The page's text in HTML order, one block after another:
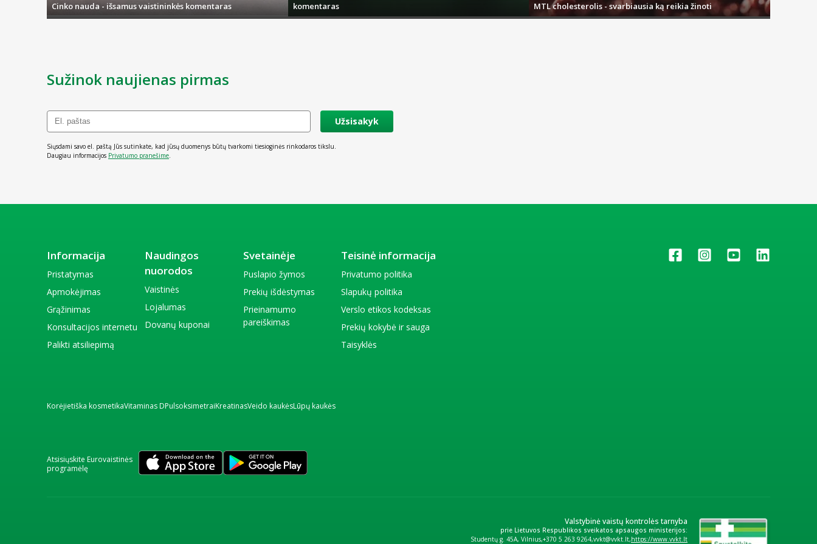
Cinko nauda - išsamus vaistininkės komentaras
komentaras
MTL cholesterolis - svarbiausia ką reikia žinoti
Sužinok naujienas pirmas
Užsisakyk
Siųsdami savo el. paštą Jūs sutinkate, kad jūsų duomenys būtų tvarkomi tiesioginės rinkodaros tikslu.
Daugiau informacijos Privatumo pranešime
Informacija
Pristatymas
Apmokėjimas
Grąžinimas
Konsultacijos internetu
Palikti atsiliepimą
Naudingos
nuorodos
Vaistinės
Lojalumas
Dovanų kuponai
Svetainėje
Puslapio žymos
Prekių išdėstymas
Prieinamumo
pareiškimas
Teisinė informacija
Privatumo politika
Slapukų politika
Verslo etikos kodeksas
Prekių kokybė ir sauga
Taisyklės
Korėjietiška kosmetikaVitaminas DPulsoksimetraiKreatinasVeido kaukėsLūpų kaukės
Atsisiųskite Eurovaistinės
programėlę
Valstybinė vaistų kontrolės tarnyba
prie Lietuvos Respublikos sveikatos apsaugos ministerijos:
Studentų g. 45A, Vilnius +370 5 263 9264 vvkt@vvkt.lt https://www.vvkt.lt